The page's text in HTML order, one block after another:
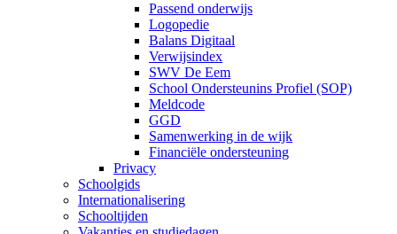
Passend onderwijs
Logopedie
Balans Digitaal
Verwijsindex
SWV De Eem
School Ondersteunins Profiel (SOP)
Meldcode
GGD
Samenwerking in de wijk
Financiële ondersteuning
Privacy
Schoolgids
Internationalisering
Schooltijden